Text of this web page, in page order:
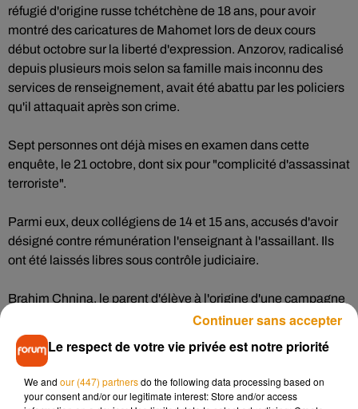
réfugié d'origine russe tchétchène de 18 ans, pour avoir
montré des caricatures de Mahomet lors de deux cours
début octobre sur la liberté d'expression. Anzorov, radicalisé
depuis plusieurs mois selon sa famille mais inconnu des
services de renseignement, avait été abattu par les policiers
qu'il attaquait après son crime.
Sept personnes ont déjà mises en examen dans cette
enquête, le 21 octobre, dont six pour "complicité d'assassinat
terroriste".
Parmi eux, deux collégiens de 14 et 15 ans, accusés d'avoir
désigné contre rémunération l'enseignant à l'assaillant. Ils
ont été laissés libres sous contrôle judiciaire.
Brahim Chnina, le parent d'élève à l'origine d'une campagne
de dénigrement de Samuel Paty, et le militant islamiste qui
l'avait soutenu, Abdelhakim Sefrioui, sont également
poursuivis pour "complicité".
Placés en détention provisoire, ils sont accusés d'avoir
Le respect de votre vie privée est notre priorité
We and our (447) partnersdo the following data processing based on
your consent and/or our legitimate interest: Store and/or access
Continuer sans accepter